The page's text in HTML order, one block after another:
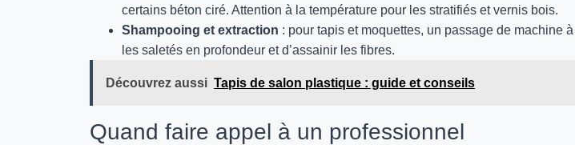
certains béton ciré. Attention à la température pour les stratifiés et vernis bois.
Shampooing et extraction : pour tapis et moquettes, un passage de machine
les saletés en profondeur et d’assainir les fibres.
Découvrez aussi Tapis de salon plastique : guide et conseils
Quand faire appel à un professionnel